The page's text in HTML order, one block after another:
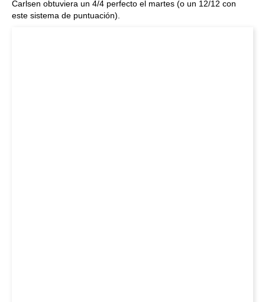
Carlsen obtuviera un 4/4 perfecto el martes (o un 12/12 con
este sistema de puntuación).